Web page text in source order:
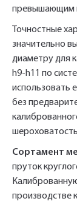
превышающим
Точностные
значительно
диаметру для
h9-h11 по
использовать
без
Сортамент
пруток
производстве